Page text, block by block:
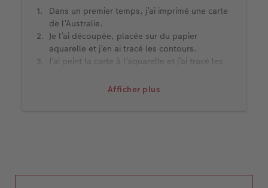
Afficher plus
Dans un premier temps, j’ai imprimé une carte
de l’Australie.
Je l’ai découpée, placée sur du papier
aquarelle et j’en ai tracé les contours.
J’ai peint la carte à l’aquarelle et j’ai tracé les
Une fois la carte sèche, je l’ai photographiée.
Dans le logiciel, j’ai encore un peu retouché la